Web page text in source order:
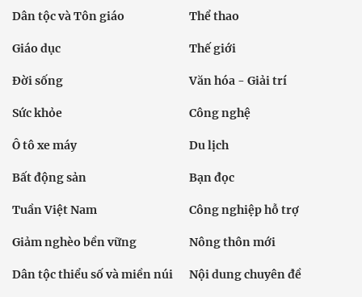
Dân tộc và Tôn giáo Thể thao
Giáo dục Thế giới
Đời sống Văn hóa - Giải trí
Sức khỏe Công nghệ
Ô tô xe máy Du lịch
Bất động sản Bạn đọc
Tuần Việt Nam Công nghiệp hỗ trợ
Giảm nghèo bền vững Nông thôn mới
Dân tộc thiểu số và miền núi Nội dung chuyên đề